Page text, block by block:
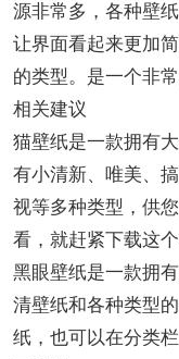
源非常多，各种壁
让界面看起来更加
的类型。是一个非
相关建议
猫壁纸是一款拥有
有小清新、唯美、
视等多种类型，供
看，就赶紧下载这个
黑眼壁纸是一款拥
清壁纸和各种类型
纸，也可以在分类